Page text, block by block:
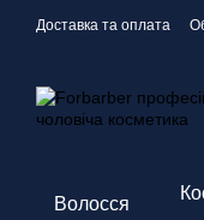
Перейти до основного
Доставка та оплата
Волосся